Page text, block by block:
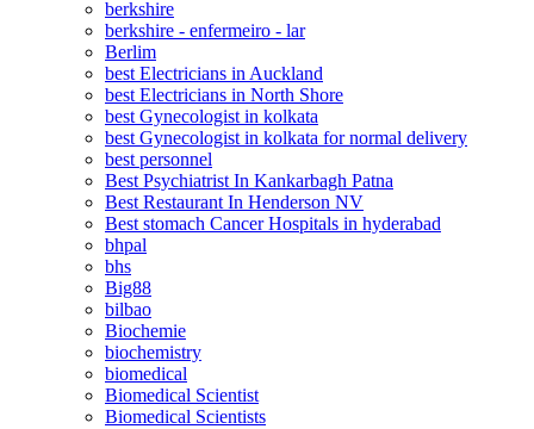
berkshire
berkshire - enfermeiro - lar
Berlim
best Electricians in Auckland
best Electricians in North Shore
best Gynecologist in kolkata
best Gynecologist in kolkata for normal delivery
best personnel
Best Psychiatrist In Kankarbagh Patna
Best Restaurant In Henderson NV
Best stomach Cancer Hospitals in hyderabad
bhpal
bhs
Big88
bilbao
Biochemie
biochemistry
biomedical
Biomedical Scientist
Biomedical Scientists